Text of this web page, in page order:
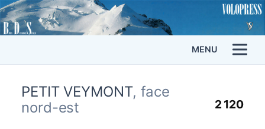
MENU
PETIT VEYMONT, face
nord-est
2 120